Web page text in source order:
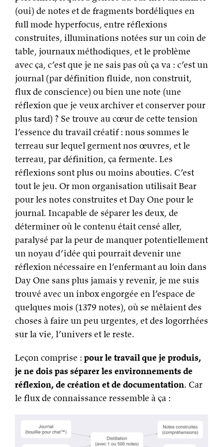
(oui) de notes et de fragments bordéliques en
full mode hyperfocus, entre réflexions
construites, illuminations notées sur un coin de
table, journaux méthodiques, et le problème
avec ça, c’est que je ne sais pas où ça va : c’est un
journal (par définition fluide, non construit,
flux de conscience) ou bien une note (une
réflexion que je veux archiver et conserver pour
plus tard) ? Se trouve au cœur de cette tension
l’essence du travail créatif : nous sommes le
terreau sur lequel germent nos œuvres, et le
terreau, par définition, ça fermente. Les
réflexions sont plus ou moins abouties. C’est
tout le jeu. Or mon organisation utilisait Bear
pour les notes construites et Day One pour le
journal. Incapable de séparer les deux, de
déterminer où le contenu était censé aller,
paralysé par la peur de manquer potentiellement
un noyau d’idée qui pourrait devenir une
réflexion nécessaire en l’enfermant au loin dans
Day One sans plus jamais y revenir, je me suis
trouvé avec un inbox engorgée en l’espace de
quelques mois (1379 notes), où se mêlaient des
choses à faire un peu urgentes, et des logorrhées
sur la vie, l’univers et le reste.
Leçon comprise : pour le travail que je produis,
je ne dois pas séparer les environnements de
réflexion, de création et de documentation. Car
le flux de connaissance ressemble à ça :